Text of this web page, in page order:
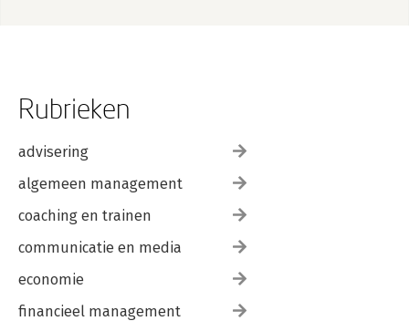
Rubrieken
advisering
algemeen management
coaching en trainen
communicatie en media
economie
financieel management